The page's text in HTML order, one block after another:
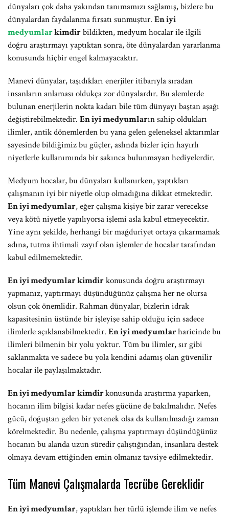
dünyaları çok daha yakından tanımamızı sağlamış, bizlere bu
dünyalardan faydalanma fırsatı sunmuştur. En iyi
medyumlarkimdirbildikten, medyum hocalar ile ilgili
doğru araştırmayı yaptıktan sonra, öte dünyalardan yararlanma
konusunda hiçbir engel kalmayacaktır.
Manevi dünyalar, taşıdıkları enerjiler itibarıyla sıradan
insanların anlaması oldukça zor dünyalardır. Bu alemlerde
bulunan enerjilerin nokta kadarı bile tüm dünyayı baştan aşağı
değiştirebilmektedir. En iyi medyumların sahip oldukları
ilimler, antik dönemlerden bu yana gelen geleneksel aktarımlar
sayesinde bildiğimiz bu güçler, aslında bizler için hayırlı
niyetlerle kullanımında bir sakınca bulunmayan hediyelerdir.
Medyum hocalar, bu dünyaları kullanırken, yaptıkları
çalışmanın iyi bir niyetle olup olmadığına dikkat etmektedir.
En iyi medyumlar, eğer çalışma kişiye bir zarar verecekse
veya kötü niyetle yapılıyorsa işlemi asla kabul etmeyecektir.
Yine aynı şekilde, herhangi bir mağduriyet ortaya çıkarmamak
adına, tutma ihtimali zayıf olan işlemler de hocalar tarafından
kabul edilmemektedir.
En iyi medyumlar kimdirkonusunda doğru araştırmayı
yapmanız, yaptırmayı düşündüğünüz çalışma her ne olursa
olsun çok önemlidir. Rahman dünyalar, bizlerin idrak
kapasitesinin üstünde bir işleyişe sahip olduğu için sadece
ilimlerle açıklanabilmektedir. En iyi medyumlarharicinde bu
ilimleri bilmenin bir yolu yoktur. Tüm bu ilimler, sır gibi
saklanmakta ve sadece bu yola kendini adamış olan güvenilir
hocalar ile paylaşılmaktadır.
En iyi medyumlar kimdirkonusunda araştırma yaparken,
hocanın ilim bilgisi kadar nefes gücüne de bakılmalıdır. Nefes
gücü, doğuştan gelen bir yetenek olsa da kullanılmadığı zaman
körelmektedir. Bu nedenle, çalışma yaptırmayı düşündüğünüz
hocanın bu alanda uzun süredir çalıştığından, insanlara destek
olmaya devam ettiğinden emin olmanız tavsiye edilmektedir.
Tüm Manevi Çalışmalarda Tecrübe Gereklidir
En iyi medyumlar, yaptıkları her türlü işlemde ilim ve nefes